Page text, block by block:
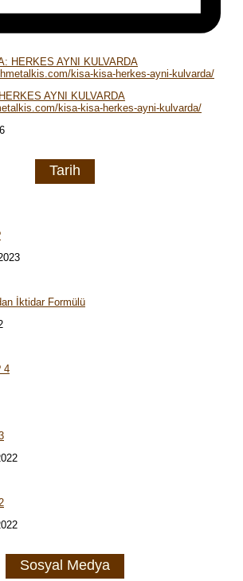
AYNI KULVARDA
kisa-kisa-herkes-ayni-kulvarda/
Tarih
İktidar Formülü
4
Sosyal Medya